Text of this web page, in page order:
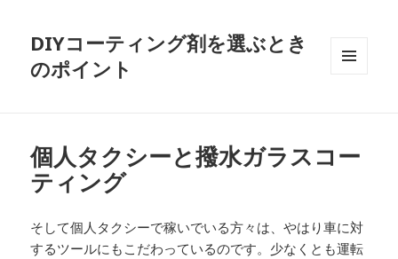
DIYコーティング剤を選ぶとき
のポイント
個人タクシーと撥水ガラスコー
ティング
そして個人タクシーで稼いでいる方々は、やはり車に対
するツールにもこだわっているのです。少なくとも運転